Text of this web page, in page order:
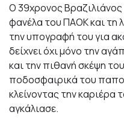
Ο 39χρονος Βραζιλιάνος
φανέλα του ΠΑΟΚ και τη
την υπογραφή του για
δείχνει όχι μόνο την
και την πιθανή σκέψη
ποδοσφαιρικά του
κλείνοντας την
αγκάλιασε.